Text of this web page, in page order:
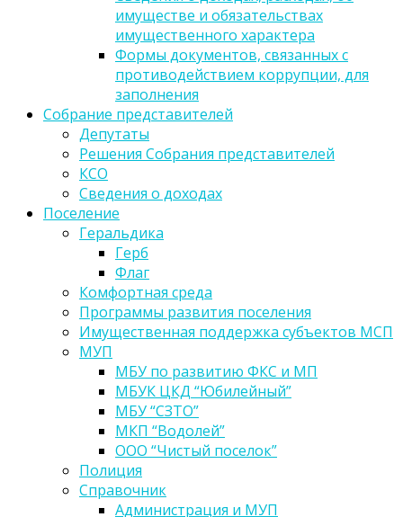
имуществе и обязательствах
имущественного характера
Формы документов, связанных с
противодействием коррупции, для
заполнения
Собрание представителей
Депутаты
Решения Собрания представителей
КСО
Сведения о доходах
Поселение
Геральдика
Герб
Флаг
Комфортная среда
Программы развития поселения
Имущественная поддержка субъектов МСП
МУП
МБУ по развитию ФКС и МП
МБУК ЦКД “Юбилейный”
МБУ “СЗТО”
МКП “Водолей”
ООО “Чистый поселок”
Полиция
Справочник
Администрация и МУП